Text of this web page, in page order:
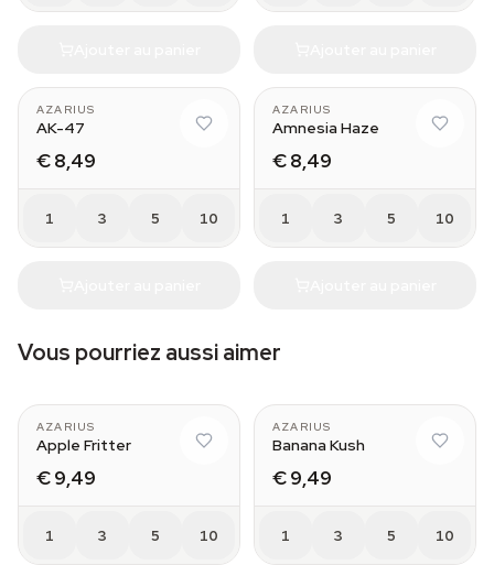
AZARIUS
AK-47
€ 8,49
1 3 5 10
AZARIUS
Amnesia Haze
€ 8,49
1 3 5 10
Vous pourriez aussi aimer
AZARIUS
Apple Fritter
€ 9,49
1 3 5 10
AZARIUS
Banana Kush
€ 9,49
1 3 5 10